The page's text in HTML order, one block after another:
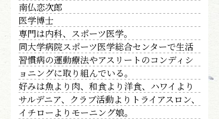
南仏恋次郎
医学博士
専門は内科、スポーツ医学。
同大学病院スポーツ医学総合センターで生活
習慣病の運動療法やアスリートのコンディシ
ョニングに取り組んでいる。
好みは魚より肉、和食より洋食、ハワイより
サルデニア、クラブ活動よりトライアスロン、
イチローよりモーニング娘。